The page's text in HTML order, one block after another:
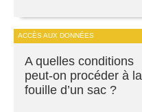
ACCÈS AUX DONNÉES
A quelles conditions
peut-on procéder à la
fouille d’un sac ?